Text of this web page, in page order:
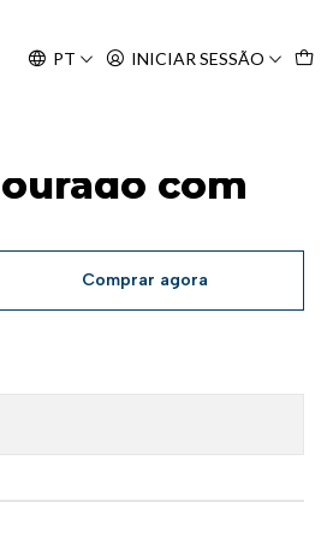
PT INICIAR SESSÃO
com
Comprar agora